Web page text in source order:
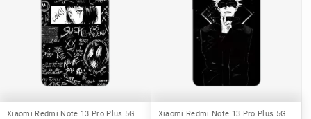
Xiaomi Redmi Note 13 Pro Plus 5G Xiaomi Redmi Note 13 Pro Plus 5G